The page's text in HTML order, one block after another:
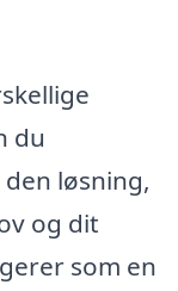
du
løsning,
og dit
som en